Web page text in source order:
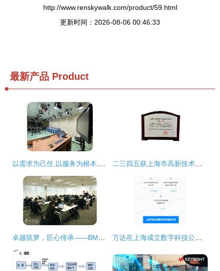
http://www.renskywalk.com/product/59.html
更新时间：2026-08-06 00:46:33
最新产品 Product